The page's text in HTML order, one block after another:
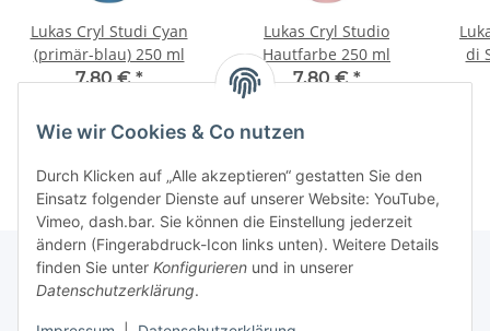
Wie wir Cookies & Co nutzen
Durch Klicken auf „Alle akzeptieren“ gestatten Sie den
Einsatz folgender Dienste auf unserer Website: YouTube,
Vimeo, dash.bar. Sie können die Einstellung jederzeit
ändern (Fingerabdruck-Icon links unten). Weitere Details
finden Sie unter Konfigurieren und in unserer
Datenschutzerklärung.
Lukas Cryl Studi Cyan
(primär-blau) 250 ml
7,80 €*
Lukas Cryl Studio
Hautfarbe 250 ml
7,80 €*
di